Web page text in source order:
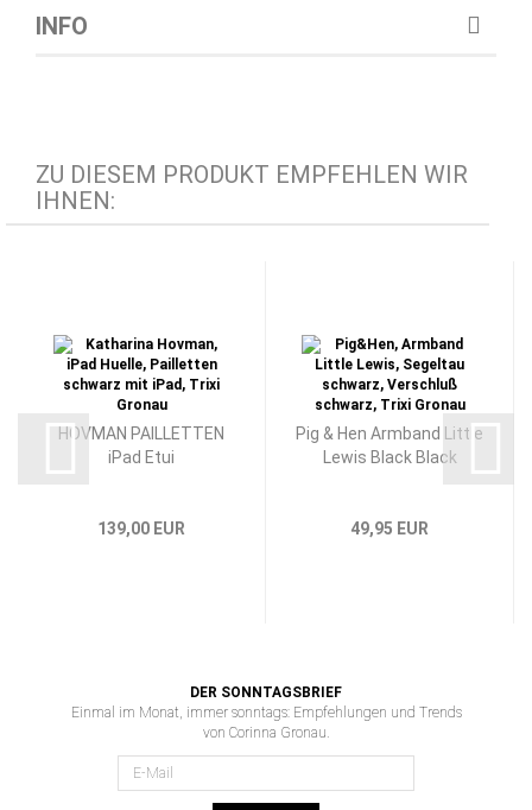
INFO
ZU DIESEM PRODUKT EMPFEHLEN WIR
IHNEN:
HOVMAN PAILLETTEN
iPad Etui
139,00 EUR
Pig & Hen Armband Little
Lewis Black Black
49,95 EUR
DER SONNTAGSBRIEF
Einmal im Monat, immer sonntags: Empfehlungen und Trends
von Corinna Gronau.